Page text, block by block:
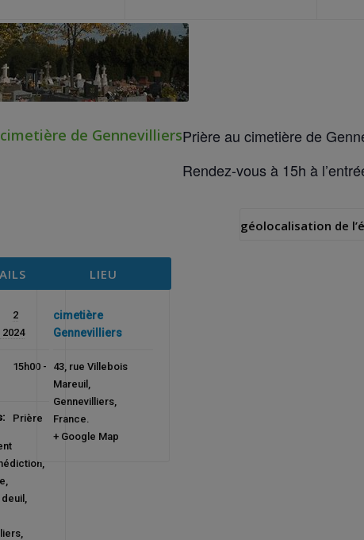
de GennevilliersPrière au cimetière de
Rendez-vous à 15h à
2
15h00 -
Prière
,
,
deuil ,
,
LIEU
cimetière
Gennevilliers
43, rue Villebois
Mareuil ,
Gennevilliers,
France.
+ Google Map
géolocalisation de